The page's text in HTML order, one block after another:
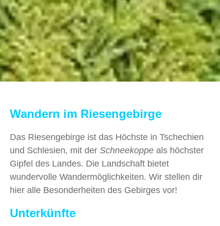
Wandern im Riesengebirge
Das Riesengebirge ist das Höchste in Tschechien
und Schlesien, mit der Schneekoppe als höchster
Gipfel des Landes. Die Landschaft bietet
wundervolle Wandermöglichkeiten. Wir stellen dir
hier alle Besonderheiten des Gebirges vor!
Unterkünfte